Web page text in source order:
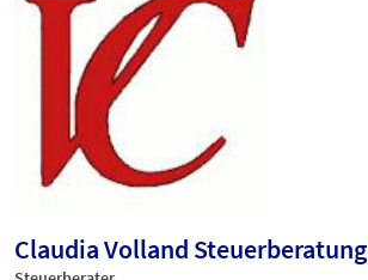
Claudia Volland Steuerberatung